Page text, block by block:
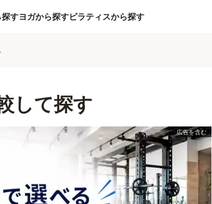
探すヨガから探すピラティスから探す
して探す